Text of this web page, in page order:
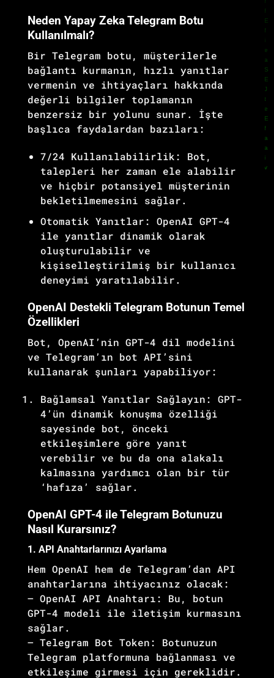
Neden Yapay Zeka Telegram Botu
Kullanılmalı?
Bir Telegram botu, müşterilerle
bağlantı kurmanın, hızlı yanıtlar
vermenin ve ihtiyaçları hakkında
değerli bilgiler toplamanın
benzersiz bir yolunu sunar. İşte
başlıca faydalardan bazıları:
7/24 Kullanılabilirlik: Bot,
talepleri her zaman ele alabilir
ve hiçbir potansiyel müşterinin
bekletilmemesini sağlar.
Otomatik Yanıtlar: OpenAI GPT-4
ile yanıtlar dinamik olarak
oluşturulabilir ve
kişiselleştirilmiş bir kullanıcı
deneyimi yaratılabilir.
OpenAI Destekli Telegram Botunun Temel
Özellikleri
Bot, OpenAI’nin GPT-4 dil modelini
ve Telegram’ın bot API’sini
kullanarak şunları yapabiliyor:
Bağlamsal Yanıtlar Sağlayın: GPT-
4’ün dinamik konuşma özelliği
sayesinde bot, önceki
etkileşimlere göre yanıt
verebilir ve bu da ona alakalı
kalmasına yardımcı olan bir tür
‘hafıza’ sağlar.
OpenAI GPT-4 ile Telegram Botunuzu
Nasıl Kurarsınız?
1. API Anahtarlarınızı Ayarlama
Hem OpenAI hem de Telegram’dan API
anahtarlarına ihtiyacınız olacak:
– OpenAI API Anahtarı: Bu, botun
GPT-4 modeli ile iletişim kurmasını
sağlar.
– Telegram Bot Token: Botunuzun
Telegram platformuna bağlanması ve
etkileşime girmesi için gereklidir.